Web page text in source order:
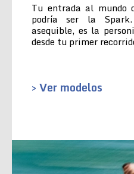
Tu entrada al mundo
podría ser la
asequible, es la
desde tu primer
> Ver modelos